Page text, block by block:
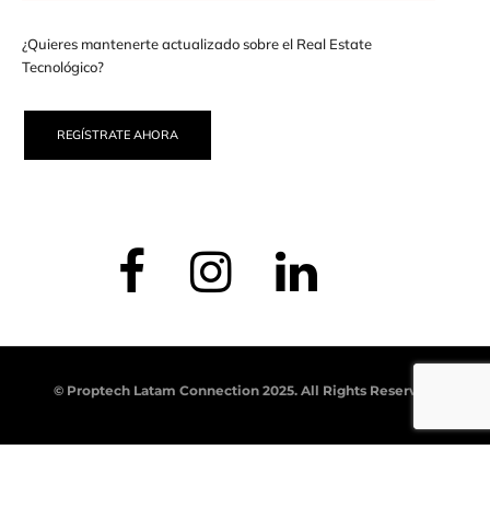
¿Quieres mantenerte actualizado sobre el Real Estate
Tecnológico?
REGÍSTRATE AHORA
© Proptech Latam Connection 2025. All Rights Reserved.